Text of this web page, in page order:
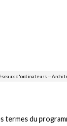
d'ordinateurs --
termes du